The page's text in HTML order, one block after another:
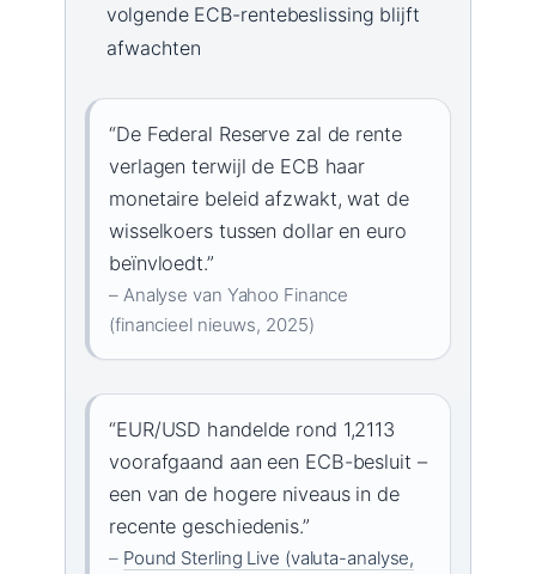
volgende ECB-rentebeslissing blijft
afwachten
“De Federal Reserve zal de rente
verlagen terwijl de ECB haar
monetaire beleid afzwakt, wat de
wisselkoers tussen dollar en euro
beïnvloedt.”
– Analyse van Yahoo Finance
(financieel nieuws, 2025)
“EUR/USD handelde rond 1,2113
voorafgaand aan een ECB-besluit –
een van de hogere niveaus in de
recente geschiedenis.”
– Pound Sterling Live (valuta-analyse,